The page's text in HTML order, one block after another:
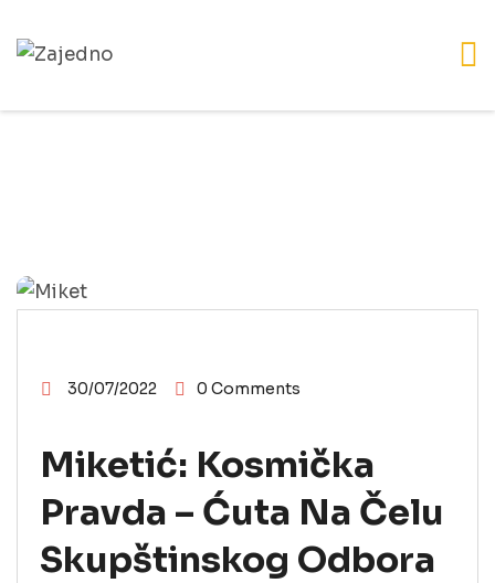
30/07/2022 0 Comments
Miketić: Kosmička
Pravda – Ćuta Na Čelu
Skupštinskog Odbora